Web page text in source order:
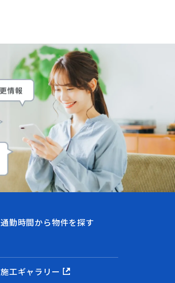
通勤時間から物件を探す
施工ギャラリー